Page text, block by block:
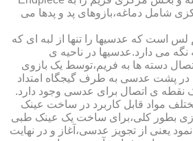
شامل دماغه،بازوهای پد و پدها می
لس است که عدسیها را تنها از لبه ای که
می دارد.عدسیها در ناحیه ی
اتصال دسته ها به فریم،توسط یک بازوی
در پشت عدسی به طرف گیجگاه امتداد
یک نقطه ی اتصال برای عدسی وجود دارد.
مختلف مواد قابل کاربرد در ساخت عینک
بطور کلی،برای ساخت یک عینک طبی
یعنی از تجویز عدسی،آغاز و در نهایت